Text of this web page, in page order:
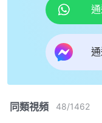
同類視頻 48/1462